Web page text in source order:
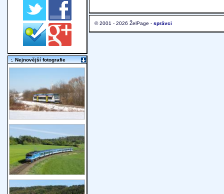
© 2001 - 2026 ŽelPage - správci
:. Nejnovější fotografie